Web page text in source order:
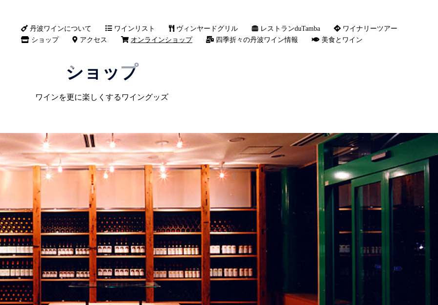
丹波ワインについて ワインリスト ヴィンヤードグリル レストランduTamba
ワイナリーツアー
ショップ
アクセス オンラインショップ 四季折々の丹波ワイン情報 美食とワイン
ショップ
ワインを更に楽しくするワイングッズ